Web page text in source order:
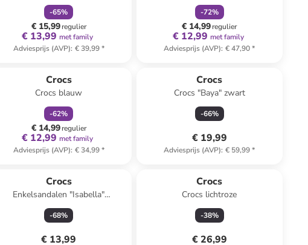
-65%
€ 15,99regulier
€ 13,99 met family
Adviesprijs (AVP): € 39,99*
-72%
€ 14,99regulier
€ 12,99 met family
Adviesprijs (AVP): € 47,90*
Crocs
Crocs blauw
-62%
€ 14,99regulier
€ 12,99 met family
Adviesprijs (AVP): € 34,99*
Crocs
Crocs "Baya" zwart
-66%
€ 19,99
Adviesprijs (AVP): € 59,99*
Crocs
Enkelsandalen "Isabella"
zilverkleurig
-68%
€ 13,99
Crocs
Crocs lichtroze
-38%
€ 26,99